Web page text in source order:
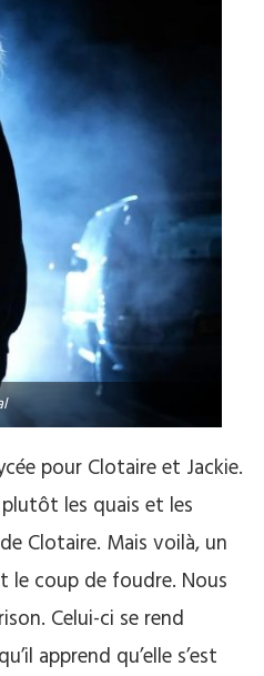
pour Clotaire et Jackie.
les quais et les
Clotaire. Mais voilà, un
le coup de foudre. Nous
Celui-ci se rend
apprend qu’elle s’est